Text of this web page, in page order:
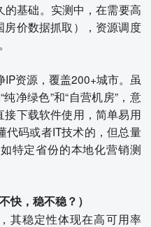
基础。实测中，在需要高
价数据抓取），资源调度
资源，覆盖200+城市。虽
净绿色”和“自营机房”，意
下载软件使用，简单易用
代码或者IT技术的，但总量
特定省份的本地化营销测
快，稳不稳？）
其稳定性体现在高可用率